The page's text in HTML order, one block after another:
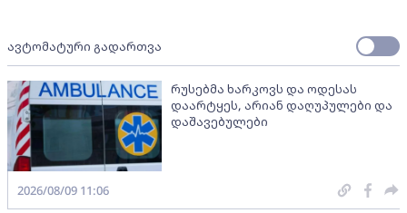
ავტომატური გადართვა
რუსებმა ხარკოვს და ოდესას
დაარტყეს, არიან დაღუპულები და
დაშავებულები
2026/08/09 11:06